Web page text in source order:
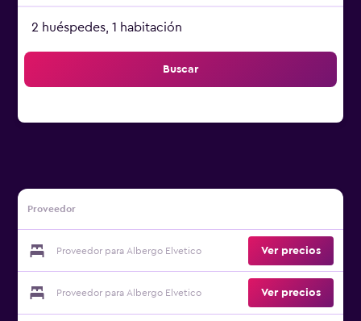
2 huéspedes, 1 habitación
Buscar
Proveedor
Proveedor para Albergo Elvetico Ver precios
Proveedor para Albergo Elvetico Ver precios